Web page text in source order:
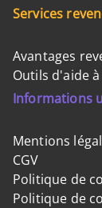
Services
Avantages
Outils d'aide
Informations
Mentions
CGV
Politique de
Politique de